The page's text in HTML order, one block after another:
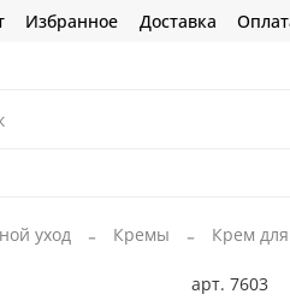
Избранное Доставка
уход Кремы Крем для
арт. 7603